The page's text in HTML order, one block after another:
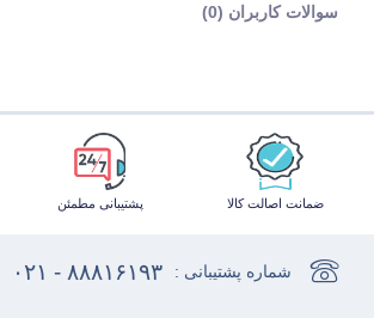
سوالات کاربران (0)
ضمانت اصالت کالا پشتیبانی مطمئن
شماره پشتیبانی : ۸۸۸۱۶۱۹۳ - ۰۲۱